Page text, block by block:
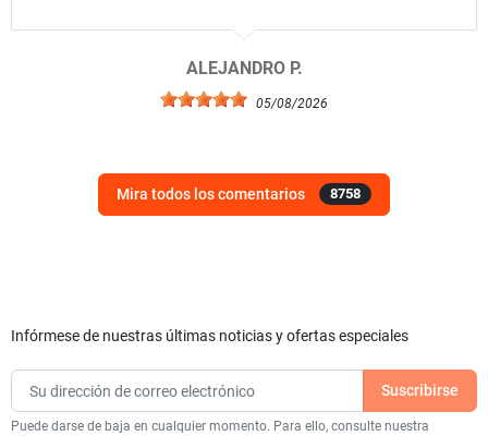
ALEJANDRO P.
05/08/2026
Mira todos los comentarios 8758
Infórmese de nuestras últimas noticias y ofertas especiales
Puede darse de baja en cualquier momento. Para ello, consulte nuestra